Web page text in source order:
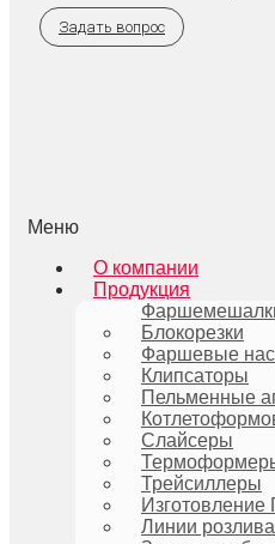
Задать вопрос
Меню
О компании
Продукция
Блокорезки
Фаршевые
Клипсаторы
Пельменные
Слайсеры
Трейсиллеры
Линии розлива